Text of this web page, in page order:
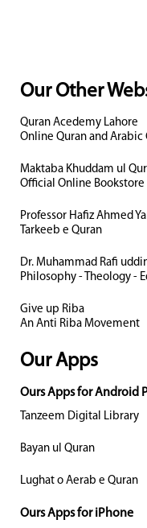
Our Other
Quran Acedemy Lahore
Online Quran and Arabic
Maktaba Khuddam ul
Official Online
Professor Hafiz Ahmed
Tarkeeb e Quran
Dr. Muhammad Rafi
Philosophy - Theology -
Give up Riba
An Anti Riba Movement
Our Apps
Ours Apps for Android
Tanzeem Digital Library
Bayan ul Quran
Lughat o Aerab e Quran
Ours Apps for iPhone